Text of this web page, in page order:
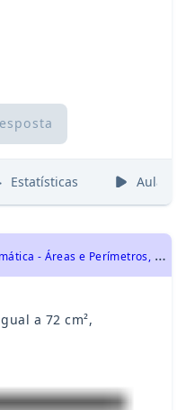
Estatísticas Aulas
U
FTM 2013 - Matemática - Áreas e Perímetros, Geometria Plana
a 72 cm²,